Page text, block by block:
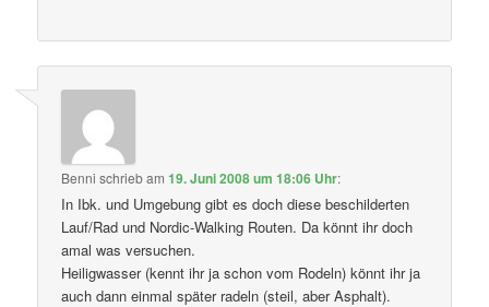
Benni schriebam19. Juni 2008 um 18:06 Uhr:
In Ibk. und Umgebung gibt es doch diese beschilderten
Lauf/Rad und Nordic-Walking Routen. Da könnt ihr doch
amal was versuchen.
Heiligwasser (kennt ihr ja schon vom Rodeln) könnt ihr ja
auch dann einmal später radeln (steil, aber Asphalt).